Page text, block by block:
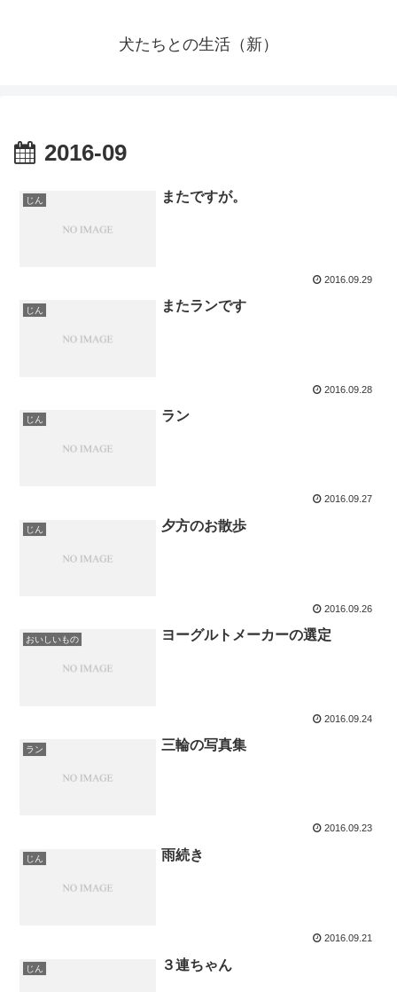
犬たちとの生活（新）
2016-09
じん またですが。
2016.09.29
じん またランです
2016.09.28
じん ラン
2016.09.27
じん 夕方のお散歩
2016.09.26
おいしいもの ヨーグルトメーカーの選定
2016.09.24
ラン 三輪の写真集
2016.09.23
じん 雨続き
2016.09.21
じん ３連ちゃん